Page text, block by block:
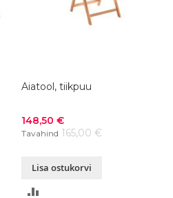
Aiatool, tiikpuu
Soodushind
148,50 €
Tavahind 165,00 €
Lisa ostukorvi